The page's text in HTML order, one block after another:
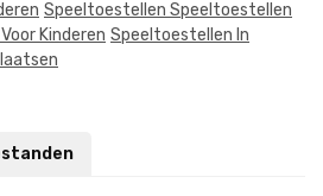
Speeltoestellen Speeltoestellen
Kinderen Speeltoestellen In